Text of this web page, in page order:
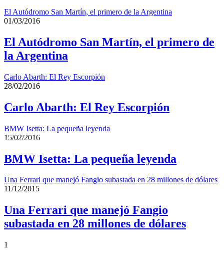
El Autódromo San Martín, el primero de la Argentina
01/03/2016
El Autódromo San Martín, el primero de
la Argentina
Carlo Abarth: El Rey Escorpión
28/02/2016
Carlo Abarth: El Rey Escorpión
BMW Isetta: La pequeña leyenda
15/02/2016
BMW Isetta: La pequeña leyenda
Una Ferrari que manejó Fangio subastada en 28 millones de dólares
11/12/2015
Una Ferrari que manejó Fangio
subastada en 28 millones de dólares
1